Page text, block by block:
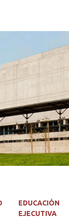
EDUCACIÓN
EJECUTIVA